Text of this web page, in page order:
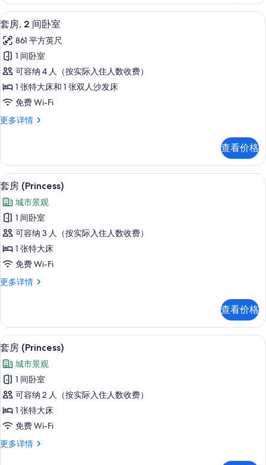
有
照
片
室
更
信
息
显
示
套
房,
2
间
卧
室
所
有
照
片
高档床上用品、Select Comfort 床、
12
套房, 2 间卧室
861 平方英尺
1 间卧室
可容纳 4 人（按实际入住人数收费）
1 张特大床和 1 张双人沙发床
免费 Wi-Fi
更多详情
套
卧
室
更
信
息
查看价格
显
示
套
房
(Princess)
的
所
有
片
高档床上用品、Select Comfort 床、
8
套房 (Princess)
城市景观
1 间卧室
可容纳 3 人（按实际入住人数收费）
1 张特大床
免费 Wi-Fi
更多详情
套
多
信
息
查看价格
显
示
套
房
(Princess)
的
所
有
高档床上用品、Select Comfort 床、
8
套房 (Princess)
城市景观
1 间卧室
可容纳 2 人（按实际入住人数收费）
1 张特大床
免费 Wi-Fi
更多详情
套